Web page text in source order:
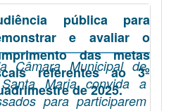
pública para
e avaliar o
das metas
referentes ao 3º
de 2025.
Câmara Municipal de
Maria convida a
para participarem